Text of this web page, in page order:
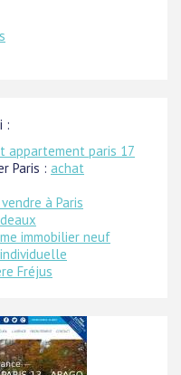
:
appartement paris 17
Paris : achat
à Paris
immobilier neuf
Fréjus